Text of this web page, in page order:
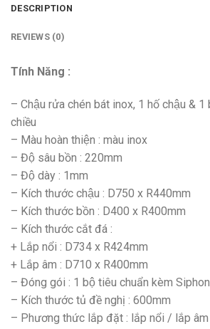
DESCRIPTION
REVIEWS (0)
Tính Năng :
– Chậu rửa chén bát inox, 1 hố chậu & 1
chiều
– Màu hoàn thiện : màu inox
– Độ sâu bồn : 220mm
– Độ dày : 1mm
– Kích thước chậu : D750 x R440mm
– Kích thước bồn : D400 x R400mm
– Kích thước cắt đá :
+ Lắp nổi : D734 x R424mm
+ Lắp âm : D710 x R400mm
– Đóng gói : 1 bộ tiêu chuẩn kèm Siphon
– Kích thước tủ đề nghị : 600mm
– Phương thức lắp đặt : lắp nổi / lắp âm